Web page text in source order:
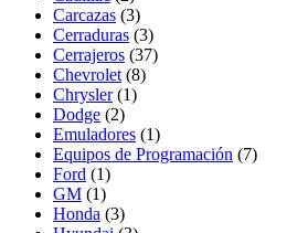
Carcazas (3)
Cerraduras (3)
Cerrajeros (37)
Chevrolet (8)
Chrysler (1)
Dodge (2)
Emuladores (1)
Equipos de Programación (7)
Ford (1)
GM (1)
Honda (3)